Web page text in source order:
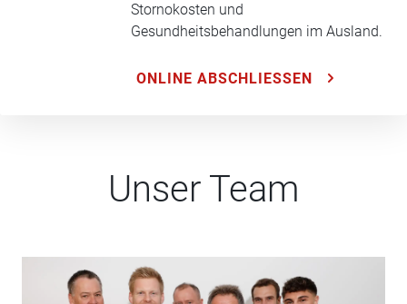
Stornokosten und
Gesundheitsbehandlungen im Ausland.
ONLINE ABSCHLIESSEN
Unser Team